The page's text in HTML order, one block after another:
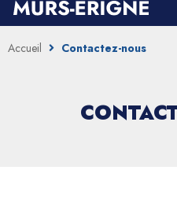
Accueil Contactez-nous